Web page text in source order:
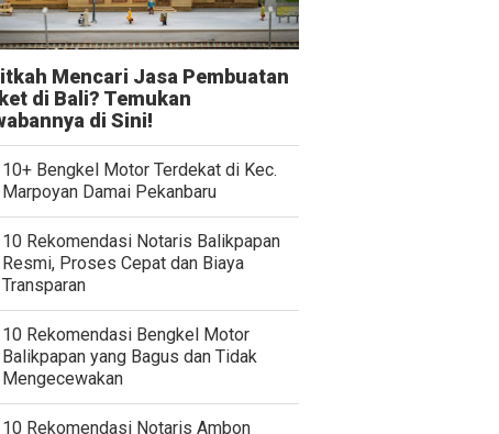
Mencari Jasa Pembuatan
di Bali? Temukan
di Sini!
10+ Bengkel Motor Terdekat di Kec.
Marpoyan Damai Pekanbaru
10 Rekomendasi Notaris Balikpapan
Resmi, Proses Cepat dan Biaya
Transparan
10 Rekomendasi Bengkel Motor
Balikpapan yang Bagus dan Tidak
Mengecewakan
10 Rekomendasi Notaris Ambon